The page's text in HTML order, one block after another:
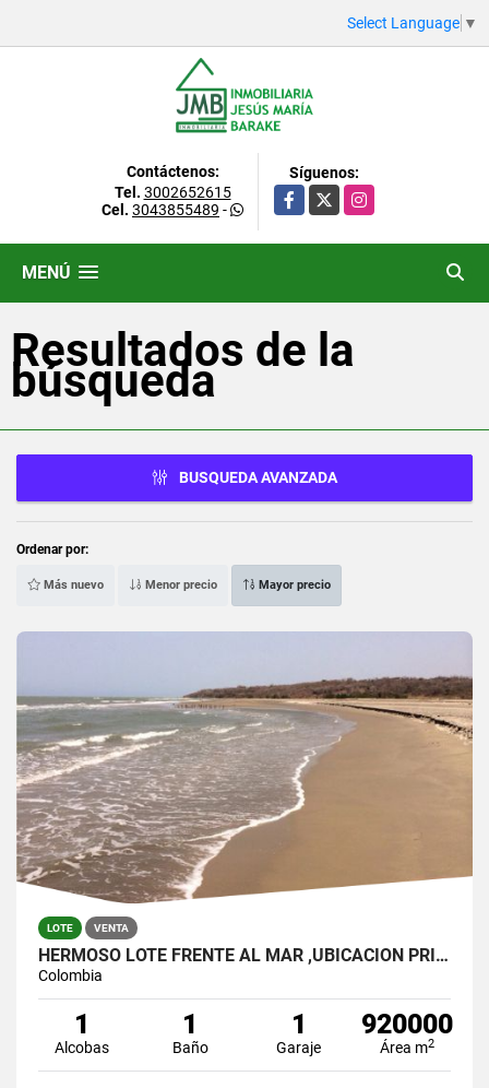
Select Language ▼
Contáctenos:
Tel. 3002652615
Cel. 3043855489 -
Síguenos:
Facebook
X Instagram
MENÚ
Resultados de la
búsqueda
BUSQUEDA AVANZADA
Ordenar por:
Más nuevo Menor precio Mayor precio
LOTE VENTA
HERMOSO LOTE FRENTE AL MAR ,UBICACION PRIVILEGIADA
Colombia
1
Alcobas
1
Baño
1
Garaje
920000
Área m2